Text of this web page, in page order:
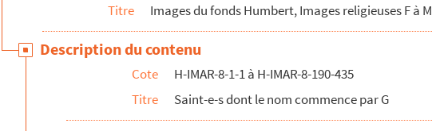
Titre Images du fonds Humbert, Images religieuses F à M
Description du contenu
Cote
H-IMAR-8-1-1 à H-IMAR-8-190-435
Titre
Saint-e-s dont le nom commence par G